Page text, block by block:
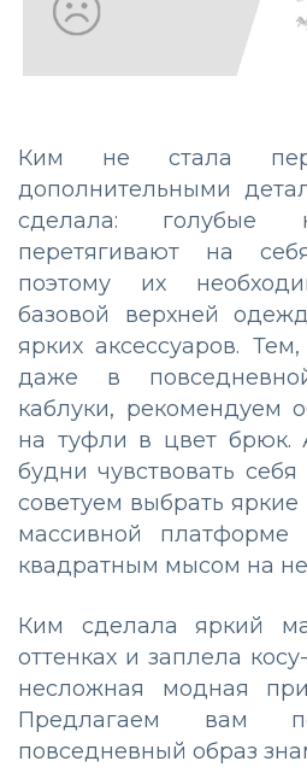
Ким не стала
дополнительными
сделала: голубые
перетягивают на
поэтому их
базовой верхней
ярких аксессуаров.
даже в
каблуки, рекомендуем
на туфли в цвет брюк.
будни чувствовать
советуем выбрать
массивной
квадратным мысом на
Ким сделала яркий
оттенках и заплела
несложная модная
Предлагаем вам
повседневный образ